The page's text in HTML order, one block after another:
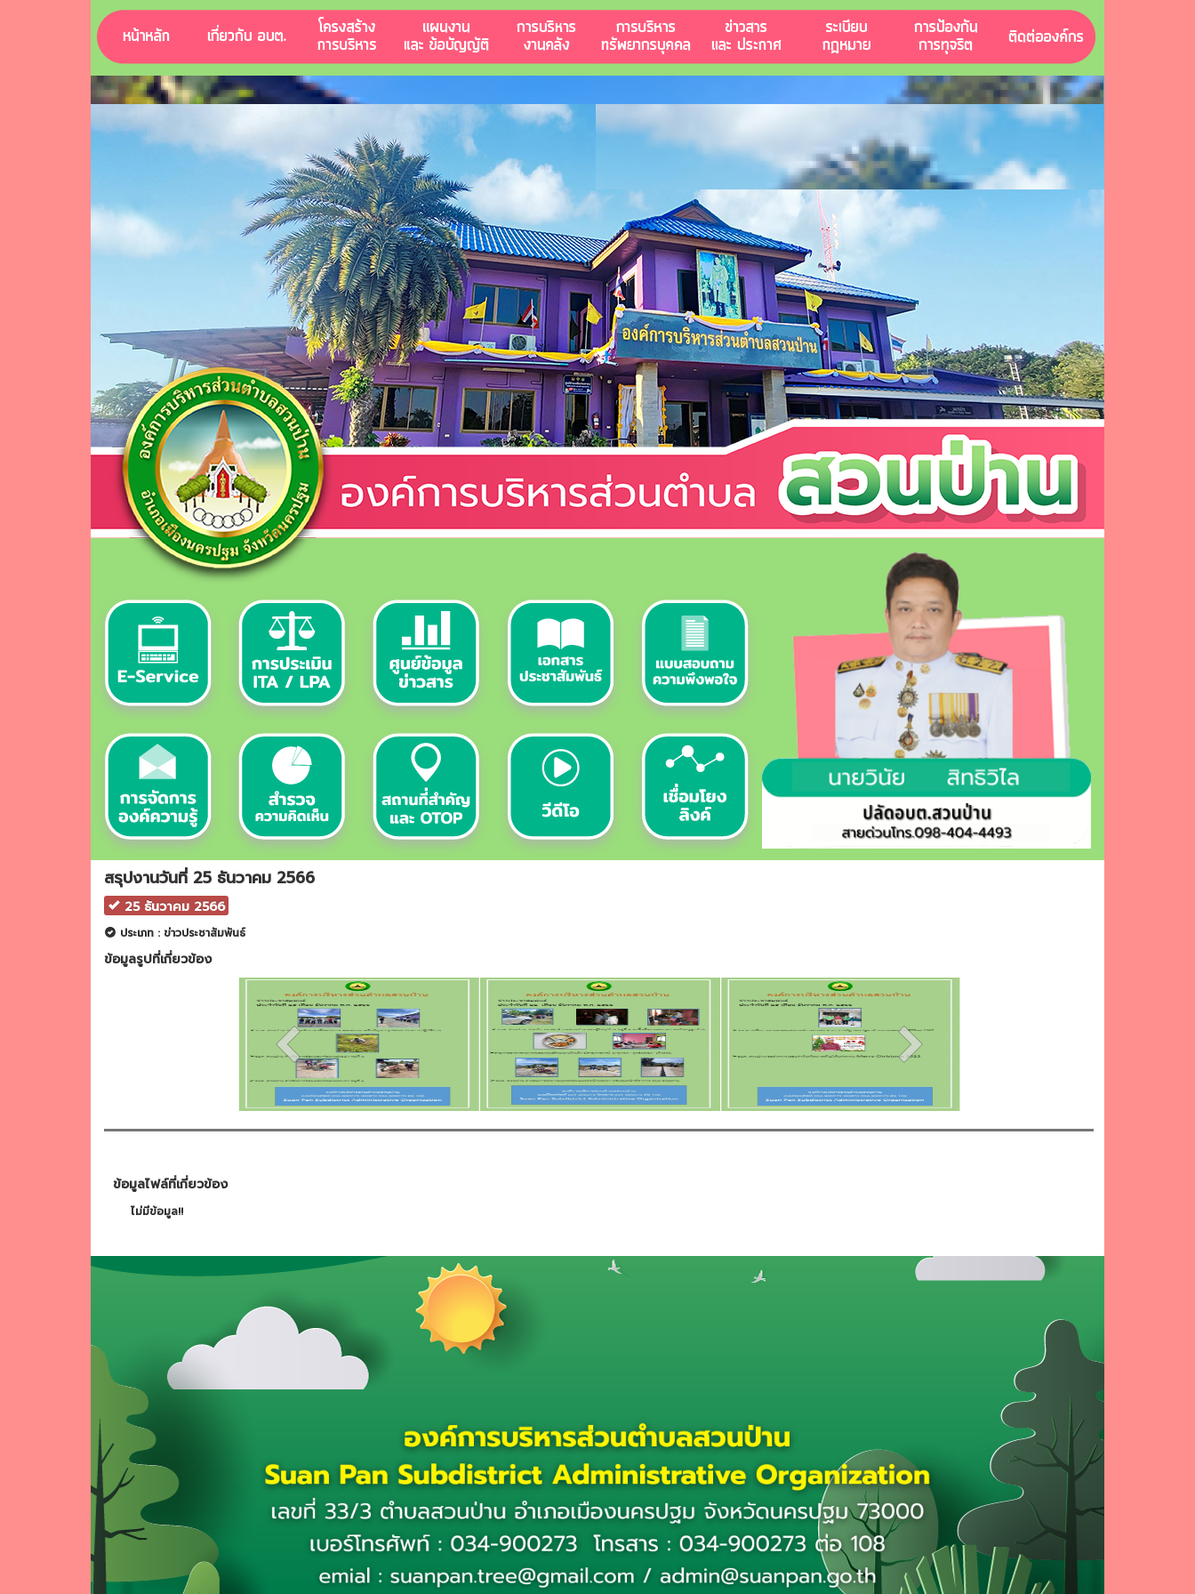
สรุปงานวันที่ 25 ธันวาคม 2566
25 ธันวาคม 2566
ประเภท : ข่าวประชาสัมพันธ์
ข้อมูลรูปที่เกี่ยวข้อง
ข้อมูลไฟล์ที่เกี่ยวข้อง
ไม่มีข้อมูล!!